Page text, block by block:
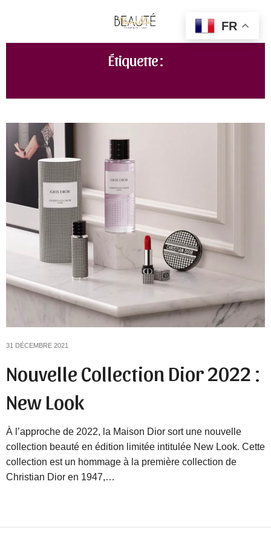
Étiquette :
31 DÉCEMBRE 2021
Nouvelle Collection Dior 2022 :
New Look
À l’approche de 2022, la Maison Dior sort une nouvelle
collection beauté en édition limitée intitulée New Look. Cette
collection est un hommage à la première collection de
Christian Dior en 1947,…
FR